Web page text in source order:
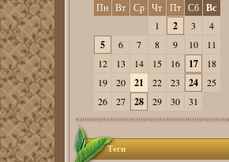
Пн Вт Ср Чт Пт Сб Вс
1 2 3 4
5 6 7 8 9 10
11
12
13 14 15 16 17
18
19
20 21 22 23 24
25
26
27 28 29 30 31
Теги